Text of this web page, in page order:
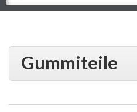
Gummiteile